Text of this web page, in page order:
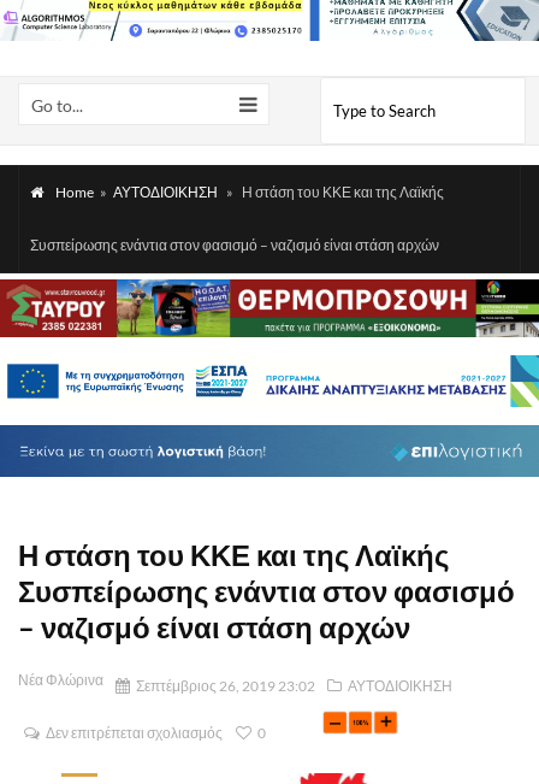
Go to...
Home » ΑΥΤΟΔΙΟΙΚΗΣΗ » Η στάση του ΚΚΕ και της Λαϊκής
Συσπείρωσης ενάντια στον φασισμό – ναζισμό είναι στάση αρχών
Η στάση του ΚΚΕ και της Λαϊκής
Συσπείρωσης ενάντια στον φασισμό
– ναζισμό είναι στάση αρχών
Νέα Φλώρινα Σεπτέμβριος 26, 2019 23:02 ΑΥΤΟΔΙΟΙΚΗΣΗ
Δεν επιτρέπεται σχολιασμός 0